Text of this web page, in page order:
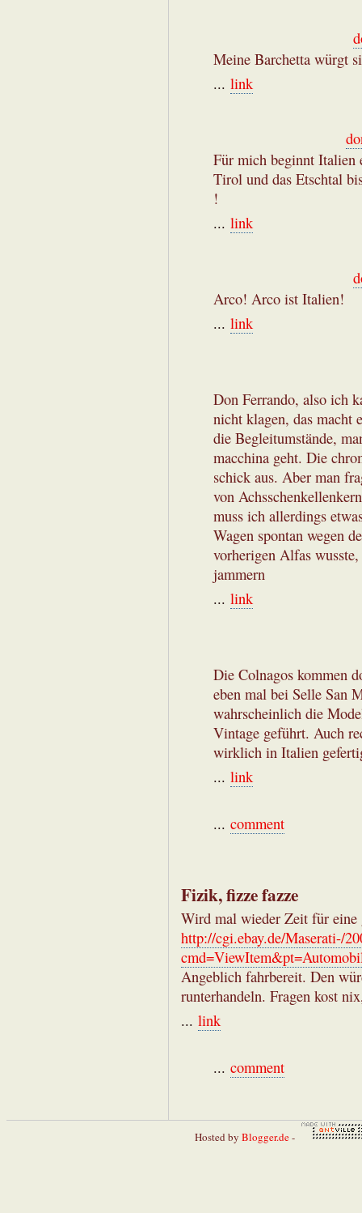
Meine Barchetta würgt
... link
Für mich beginnt Italien
Tirol und das Etschtal
!
... link
Arco! Arco ist Italien!
... link
Don Ferrando, also ich
nicht klagen, das macht
die Begleitumstände,
macchina geht. Die
schick aus. Aber man
von
muss ich allerdings
Wagen spontan wegen
vorherigen Alfas
jammern
... link
Die Colnagos kommen
eben mal bei Selle San
wahrscheinlich die
Vintage geführt. Auch
wirklich in Italien
... link
... comment
Fizik, fizze fazze
Wird mal wieder Zeit für eine
http://cgi.ebay.de/Maserati-/
Angeblich fahrbereit. Den
runterhandeln. Fragen kost
... link
... comment
Hosted by Blogger.de-